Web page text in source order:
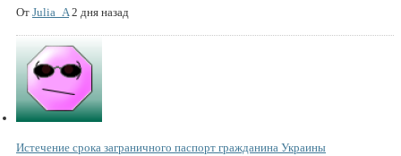
От Julia_A 2 дня назад
Истечение срока заграничного паспорт гражданина Украины